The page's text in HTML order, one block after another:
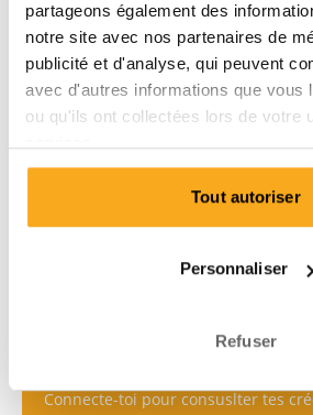
partageons également des
notre site avec nos partenaires de
publicité et d'analyse, qui peuvent
avec d'autres informations que vous
ou qu'ils ont collectées lors de votre
Tout autoriser
Personnaliser
Refuser
Connecte-toi pour consuslter tes